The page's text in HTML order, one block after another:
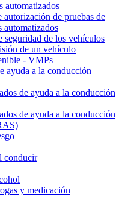
automatizados
autorización de pruebas de
automatizados
seguridad de los vehículos
de un vehículo
- VMPs
ayuda a la conducción
de ayuda a la conducción
de ayuda a la conducción
conducir
y medicación